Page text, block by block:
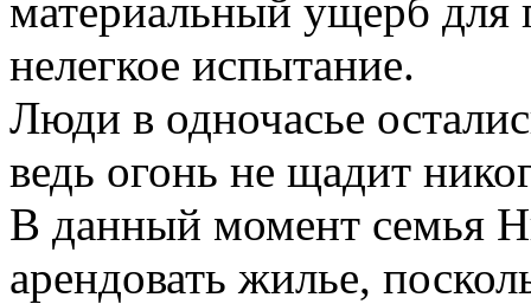
материальный ущерб для
нелегкое испытание.
Люди в одночасье
ведь огонь не щадит
В данный момент семья
арендовать жилье,